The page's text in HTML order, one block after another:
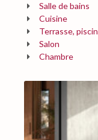
Salle de bains
Cuisine
Terrasse,
Salon
Chambre